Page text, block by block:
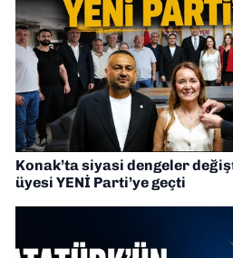
Konak’ta siyasi dengeler
üyesi YENİ Parti’ye geçti